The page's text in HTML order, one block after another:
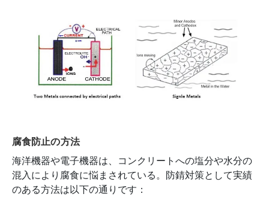
腐食防止の方法
海洋機器や電子機器は、コンクリートへの塩分や水分の
混入により腐食に悩まされている。防錆対策として実績
のある方法は以下の通りです：